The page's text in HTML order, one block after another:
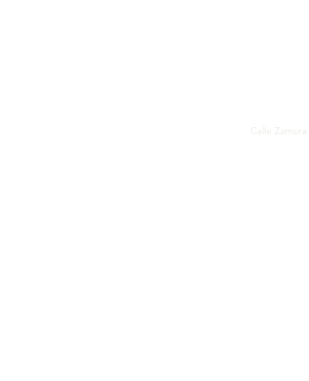
Calle